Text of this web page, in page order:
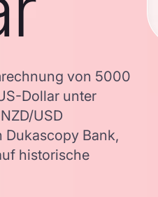
von 5000
Dollar unter
USD
Dukascopy Bank,
historische